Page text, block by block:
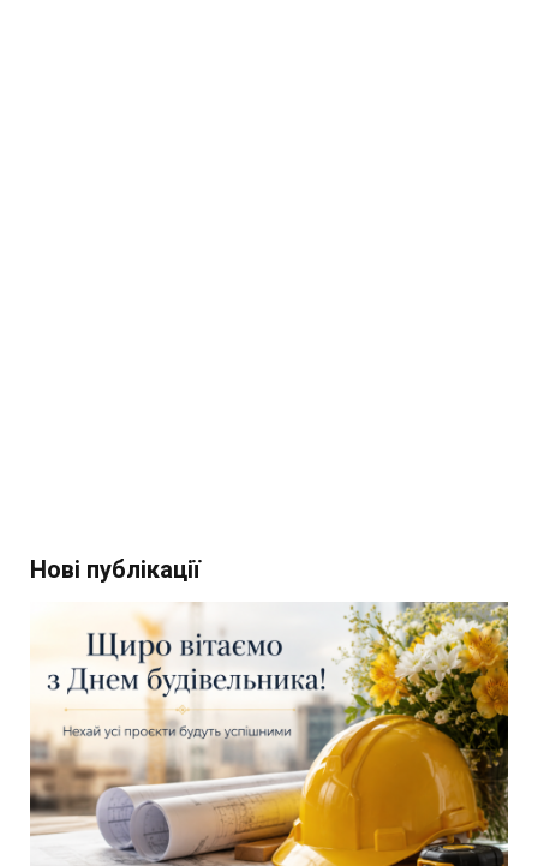
Нові публікації